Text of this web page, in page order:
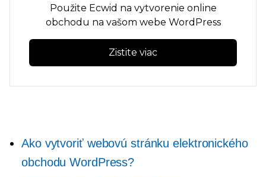
Použite Ecwid na vytvorenie online
obchodu na vašom webe WordPress
Zistite viac
Ako vytvoriť webovú stránku elektronického
obchodu WordPress?